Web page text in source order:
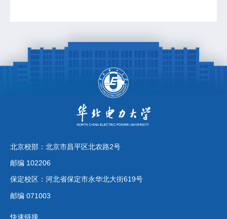
北京校部：北京市昌平区北农路2号
邮编 102206
保定校区：河北省保定市永华北大街619号
邮编 071003
快速链接